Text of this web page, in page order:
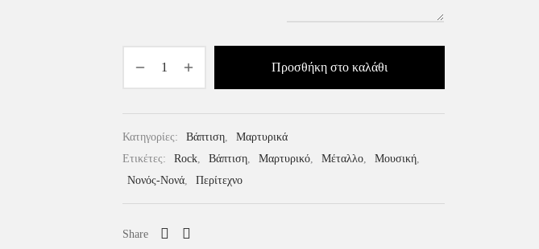
Προσθήκη στο καλάθι
Κατηγορίες: Βάπτιση,
Μαρτυρικά
Ετικέτες:
Rock Βάπτιση Μαρτυρικό Μέταλλο Μουσική
Νονός-Νονά
Περίτεχνο
Share